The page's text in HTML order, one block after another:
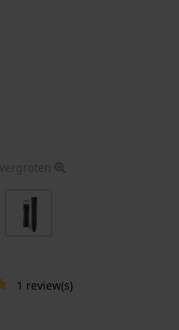
1 review(s)